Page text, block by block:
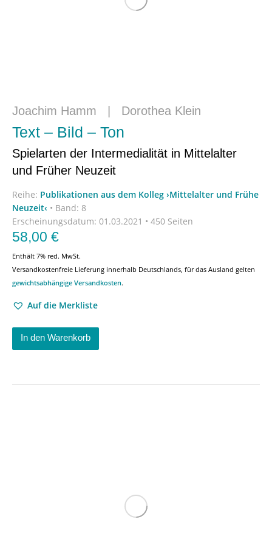
Joachim Hamm Dorothea Klein
Text – Bild – Ton
Spielarten der Intermedialität in Mittelalter
und Früher Neuzeit
Reihe: Publikationen aus dem Kolleg ›Mittelalter und Frühe
Neuzeit‹ • Band: 8
Erscheinungsdatum: 01.03.2021 • 450 Seiten
58,00 €
Enthält 7% red. MwSt.
Versandkostenfreie Lieferung innerhalb Deutschlands, für das Ausland gelten
gewichtsabhängige Versandkosten.
Auf die Merkliste
In den Warenkorb